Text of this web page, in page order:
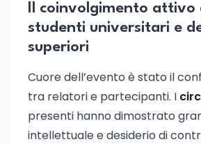
Il coinvolgimento attivo
studenti universitari e
superiori
Cuore dell’evento è stato il
tra relatori e partecipanti. I
presenti hanno dimostrato
intellettuale e desiderio di